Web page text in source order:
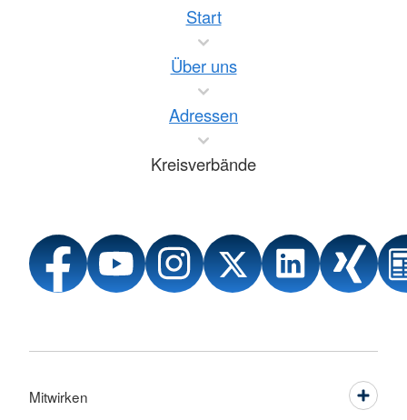
Start
Über uns
Adressen
Kreisverbände
Mitwirken